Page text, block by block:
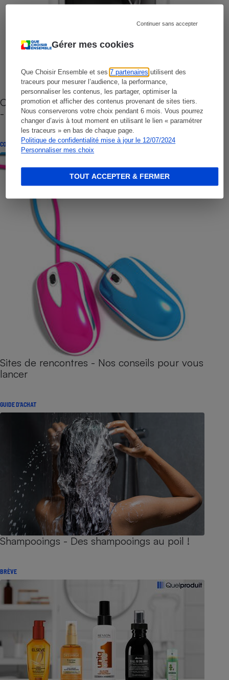
Gérer mes cookies
Que Choisir Ensemble et ses7 partenaires utilisent des
traceurs pour mesurer l’audience, la performance,
personnaliser les contenus, les partager, optimiser la
promotion et afficher des contenus provenant de sites tiers.
Nous conserverons votre choix pendant 6 mois. Vous pourrez
changer d’avis à tout moment en utilisant le lien « paramétrer
les traceurs » en bas de chaque page.
Politique de confidentialité mise à jour le 12/07/2024
Personnaliser mes choix
Continuer sans accepter
TOUT ACCEPTER & FERMER
Cafetière à capsules zéro déchet CoffeeB (vidéo)
- Premières impressions
CONSEILS
Sites de rencontres - Nos conseils pour vous
lancer
GUIDE D'ACHAT
Shampooings - Des shampooings au poil !
BRÈVE